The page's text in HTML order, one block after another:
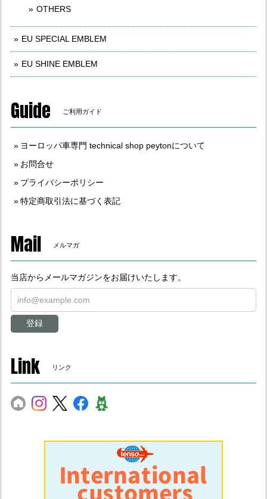
OTHERS
EU SPECIAL EMBLEM
EU SHINE EMBLEM
Guide ご利用ガイド
ヨーロッパ車専門 technical shop peytonについて
お問合せ
プライバシーポリシー
特定商取引法に基づく表記
Mail メルマガ
当店からメールマガジンをお届けいたします。
登録
Link リンク